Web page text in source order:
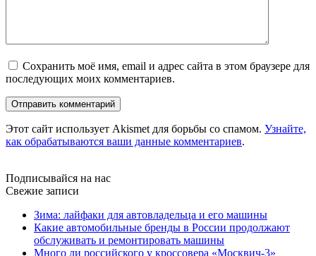
Сохранить моё имя, email и адрес сайта в этом браузере для
последующих моих комментариев.
Этот сайт использует Akismet для борьбы со спамом. Узнайте,
как обрабатываются ваши данные комментариев.
Подписывайся на нас
Свежие записи
Зима: лайфаки для автовладельца и его машины
Какие автомобильные бренды в России продолжают
обслуживать и ремонтировать машины
Много ли российского у кроссовера «Москвич-3»